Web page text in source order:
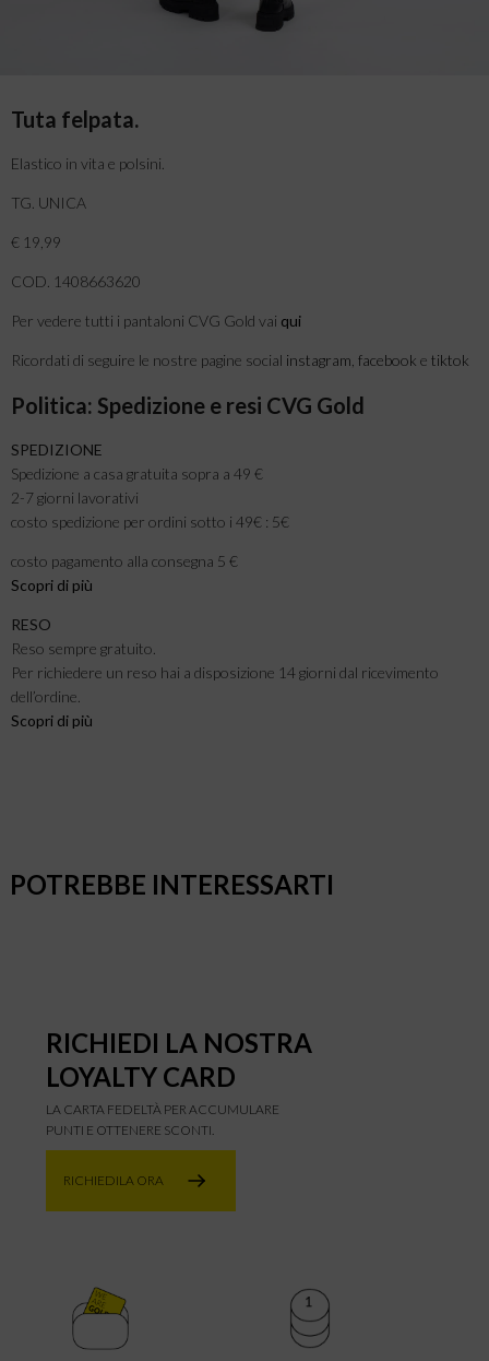
Tuta felpata.
Elastico in vita e polsini.
TG. UNICA
€ 19,99
COD. 1408663620
Per vedere tutti i pantaloni CVG Gold vai qui
Ricordati di seguire le nostre pagine social instagram facebook e tiktok
Politica: Spedizione e resi CVG Gold
SPEDIZIONE
Spedizione a casa gratuita sopra a 49 €
2-7 giorni lavorativi
costo spedizione per ordini sotto i 49€ : 5€
costo pagamento alla consegna 5 €
Scopri di più
RESO
Reso sempre gratuito.
Per richiedere un reso hai a disposizione 14 giorni dal ricevimento
dell’ordine.
Scopri di più
POTREBBE INTERESSARTI
RICHIEDI LA NOSTRA
LOYALTY CARD
LA CARTA FEDELTÀ PER ACCUMULARE
PUNTI E OTTENERE SCONTI.
RICHIEDILA ORA